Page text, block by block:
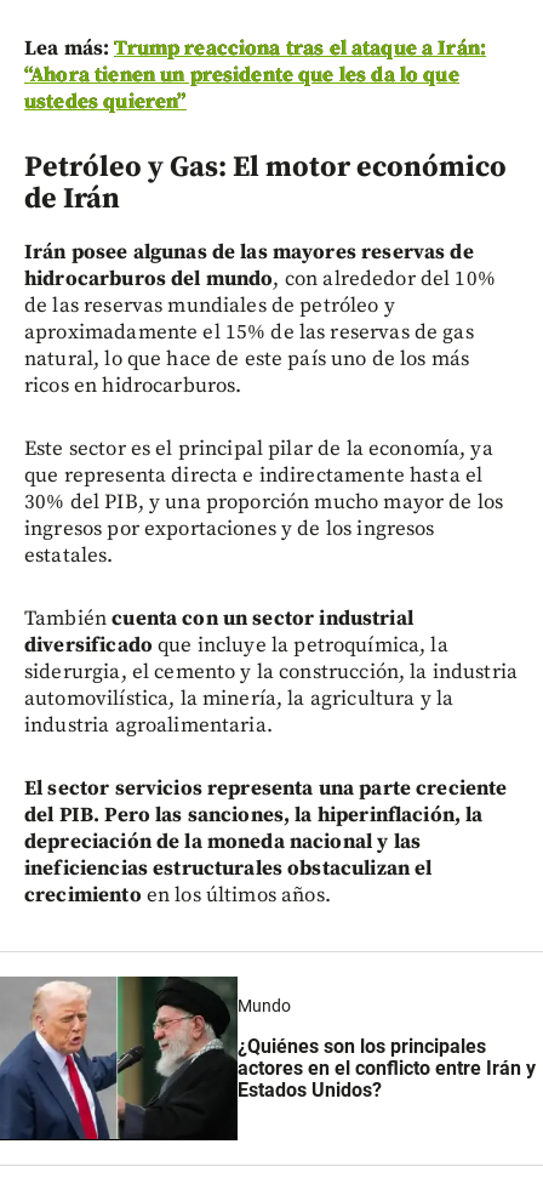
Lea más:Trump reacciona tras el ataque a Irán:
“Ahora tienen un presidente que les da lo que
ustedes quieren”
Petróleo y Gas: El motor económico
de Irán
Irán posee algunas de las mayores reservas de
hidrocarburos del mundo, con alrededor del 10%
de las reservas mundiales de petróleo y
aproximadamente el 15% de las reservas de gas
natural, lo que hace de este país uno de los más
ricos en hidrocarburos.
Este sector es el principal pilar de la economía, ya
que representa directa e indirectamente hasta el
30% del PIB, y una proporción mucho mayor de los
ingresos por exportaciones y de los ingresos
estatales.
Tambiéncuenta con un sector industrial
diversificado que incluye la petroquímica, la
siderurgia, el cemento y la construcción, la industria
automovilística, la minería, la agricultura y la
industria agroalimentaria.
El sector servicios representa una parte creciente
del PIB. Pero las sanciones, la hiperinflación, la
depreciación de la moneda nacional y las
ineficiencias estructurales obstaculizan el
crecimiento en los últimos años.
Mundo
¿Quiénes son los principales
actores en el conflicto entre Irán y
Estados Unidos?